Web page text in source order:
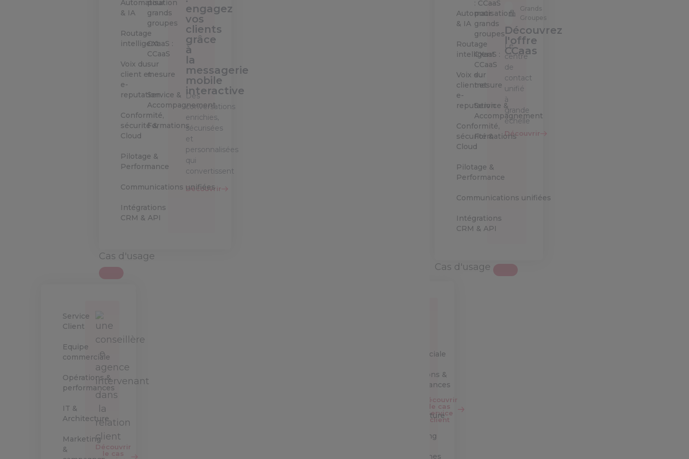
Automatisation
& IA
Routage
intelligent
Voix du
client et
e-
reputation
Conformité,
sécurité &
Cloud
Pilotage &
Performance
Communications unifiées
Intégrations
CRM & API
pour
grands
groupes
CXaaS :
CCaaS
sur
mesure
Service &
Accompagnement
Formations
engagez
vos
clients
grâce
à
la
messagerie
mobile
interactive
Des
conversations
enrichies,
sécurisées
et
personnalisées
qui
convertissent
Découvrir
Cas d'usage
Service
Client
Equipe
commerciale
Opérations &
performances
IT &
Architecture
Marketing
&
Découvrir
le cas
Automatisation
& IA
Routage
intelligent
Voix du
client et
e-
reputation
Conformité,
sécurité &
Cloud
Pilotage &
Performance
Communications unifiées
Intégrations
CRM & API
: CCaaS
pour
grands
groupes
CXaaS :
CCaaS
sur
mesure
Service &
Accompagnement
Formations
Grands
Groupes
Découvrez
l'offre
CCaas
Le
centre
de
contact
unifié
à
grande
échelle
Découvrir
Cas d'usage
commerciale
Opérations &
performances
Architecture
Marketing
campagnes
Découvrir
le cas
Service
client